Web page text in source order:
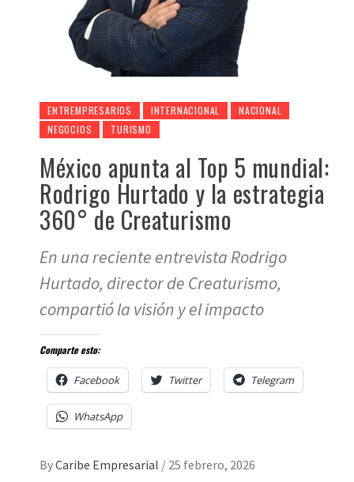
ENTREMPRESARIOS INTERNACIONAL
NACIONAL
NEGOCIOS
TURISMO
México apunta al Top 5 mundial:
Rodrigo Hurtado y la estrategia
360° de Creaturismo
En una reciente entrevista Rodrigo
Hurtado, director de Creaturismo,
compartió la visión y el impacto
Comparte esto:
Facebook Twitter Telegram
WhatsApp
ByCaribe Empresarial / 25 febrero, 2026